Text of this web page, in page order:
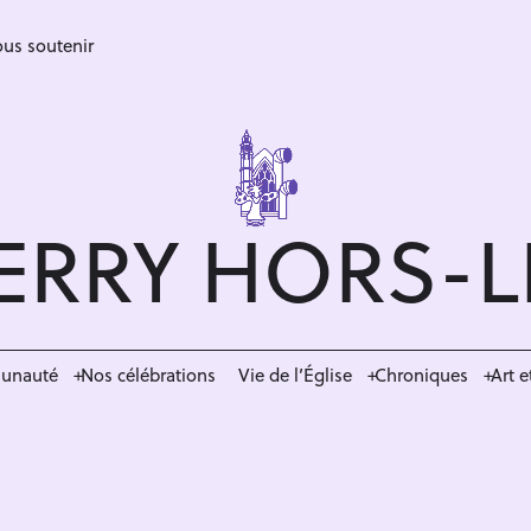
soutenir
HORS-
Nos célébrations Vie de l’Église Chroniques Art